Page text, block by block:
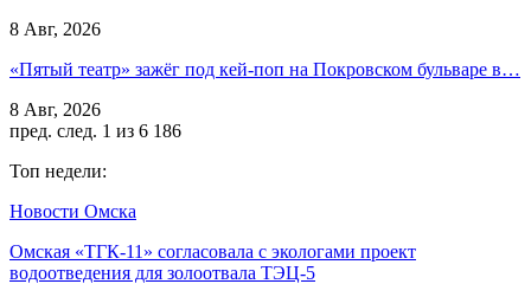
8 Авг, 2026
«Пятый театр» зажёг под кей-поп на Покровском бульваре в…
8 Авг, 2026
пред. след. 1 из 6 186
Топ недели:
Новости Омска
Омская «ТГК-11» согласовала с экологами проект
водоотведения для золоотвала ТЭЦ-5